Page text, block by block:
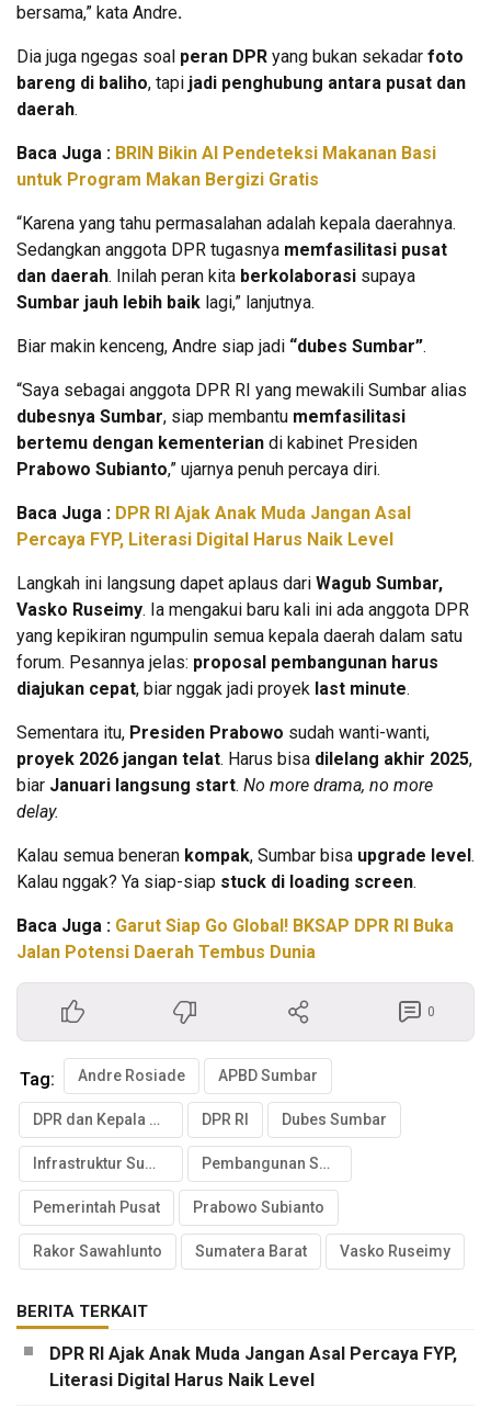
bersama,” kata Andre.
Dia juga ngegas soal peran DPR yang bukan sekadar foto
bareng di baliho, tapi jadi penghubung antara pusat dan
daerah.
Baca Juga : BRIN Bikin AI Pendeteksi Makanan Basi
untuk Program Makan Bergizi Gratis
“Karena yang tahu permasalahan adalah kepala daerahnya.
Sedangkan anggota DPR tugasnya memfasilitasi pusat
dan daerah. Inilah peran kita berkolaborasi supaya
Sumbar jauh lebih baik lagi,” lanjutnya.
Biar makin kenceng, Andre siap jadi “dubes Sumbar”.
“Saya sebagai anggota DPR RI yang mewakili Sumbar alias
dubesnya Sumbar, siap membantu memfasilitasi
bertemu dengan kementerian di kabinet Presiden
Prabowo Subianto,” ujarnya penuh percaya diri.
Baca Juga : DPR RI Ajak Anak Muda Jangan Asal
Percaya FYP, Literasi Digital Harus Naik Level
Langkah ini langsung dapet aplaus dari Wagub Sumbar,
Vasko Ruseimy. Ia mengakui baru kali ini ada anggota DPR
yang kepikiran ngumpulin semua kepala daerah dalam satu
forum. Pesannya jelas: proposal pembangunan harus
diajukan cepat, biar nggak jadi proyek last minute.
Sementara itu, Presiden Prabowo sudah wanti-wanti,
proyek 2026 jangan telat. Harus bisa dilelang akhir 2025,
biar Januari langsung start. No more drama, no more
delay.
Kalau semua beneran kompak, Sumbar bisa upgrade level.
Kalau nggak? Ya siap-siap stuck di loading screen.
Baca Juga : Garut Siap Go Global! BKSAP DPR RI Buka
Jalan Potensi Daerah Tembus Dunia
0
Tag: Andre Rosiade APBD Sumbar
DPR dan Kepala Daerah DPR RI Dubes Sumbar
Infrastruktur Sumbar Pembangunan Sumbar
Pemerintah Pusat Prabowo Subianto
Rakor Sawahlunto Sumatera Barat Vasko Ruseimy
BERITA TERKAIT
DPR RI Ajak Anak Muda Jangan Asal Percaya FYP,
Literasi Digital Harus Naik Level